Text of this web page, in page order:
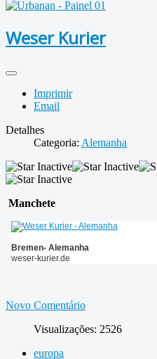
Weser Kurier
Imprimir
Email
Detalhes
Categoria: Alemanha
Manchete
Bremen- Alemanha
weser-kurier.de
Novo Comentário
Visualizações: 2526
europa